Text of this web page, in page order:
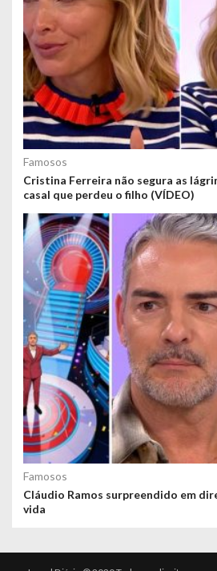
Famosos
Cristina Ferreira não segura as
casal que perdeu o filho (VÍDEO)
Famosos
Cláudio Ramos surpreendido em
vida